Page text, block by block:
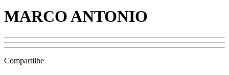
MARCO ANTONIO
Compartilhe